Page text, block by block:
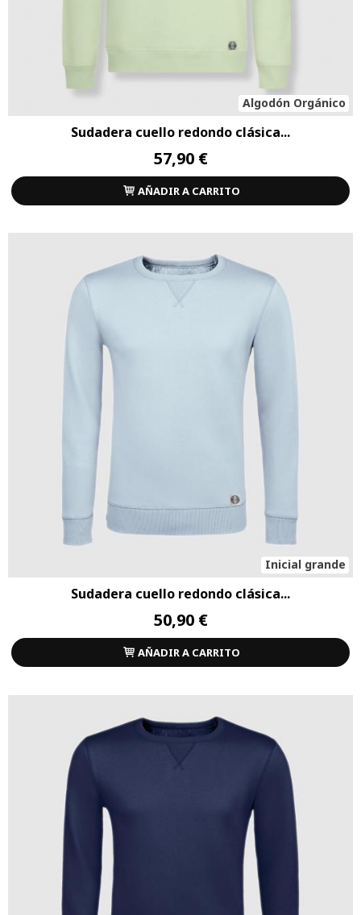
Algodón Orgánico
Sudadera cuello redondo clásica...
57,90 €
AÑADIR A CARRITO
Inicial grande
Sudadera cuello redondo clásica...
50,90 €
AÑADIR A CARRITO